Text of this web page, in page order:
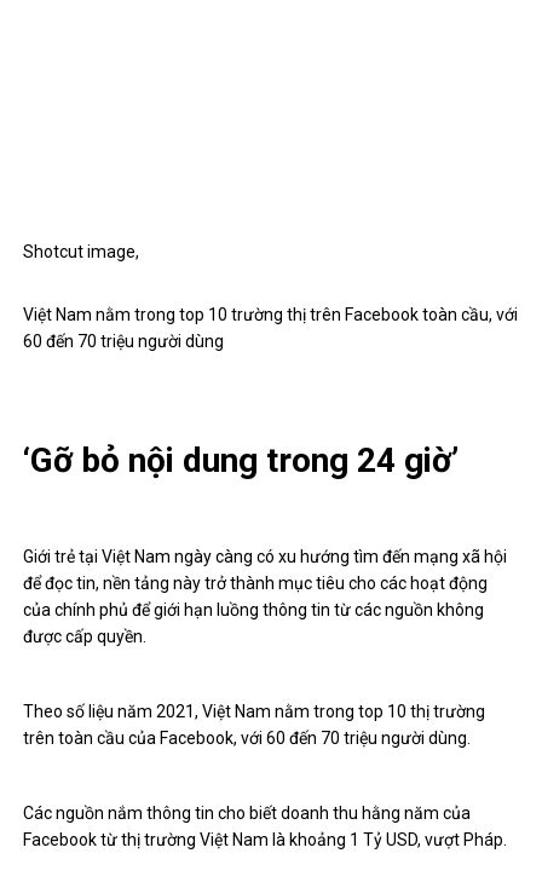
Shotcut image,
Việt Nam nằm trong top 10 trường thị trên Facebook toàn cầu, với
60 đến 70 triệu người dùng
‘Gỡ bỏ nội dung trong 24 giờ’
Giới trẻ tại Việt Nam ngày càng có xu hướng tìm đến mạng xã hội
để đọc tin, nền tảng này trở thành mục tiêu cho các hoạt động
của chính phủ để giới hạn luồng thông tin từ các nguồn không
được cấp quyền.
Theo số liệu năm 2021, Việt Nam nằm trong top 10 thị trường
trên toàn cầu của Facebook, với 60 đến 70 triệu người dùng.
Các nguồn nắm thông tin cho biết doanh thu hằng năm của
Facebook từ thị trường Việt Nam là khoảng 1 Tỷ USD, vượt Pháp.